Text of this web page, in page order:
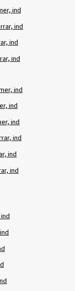
ind
ind
ind
ind
ind
ind
ind
ind
ind
ind